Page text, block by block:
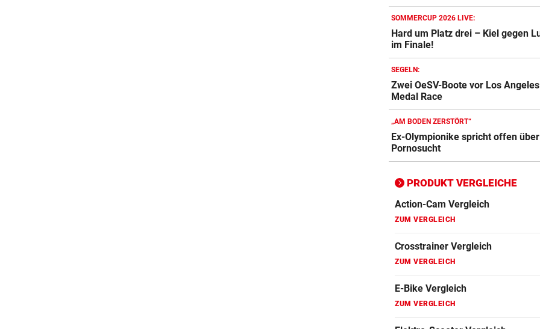
SOMMERCUP 2026 LIVE:
Hard um Platz drei – Kiel gegen
im Finale!
SEGELN:
Zwei OeSV-Boote vor Los
Medal Race
„AM BODEN ZERSTÖRT“
Ex-Olympionike spricht offen
Pornosucht
PRODUKT VERGLEICHE
Action-Cam Vergleich
ZUM VERGLEICH
Crosstrainer Vergleich
ZUM VERGLEICH
E-Bike Vergleich
Elektro-Scooter Vergleich
Ergometer Vergleich
ZUM VERGLEICH
Fahrrad Test
ZUM VERGLEICH
Fahrradanhänger Vergleich
ZUM VERGLEICH
Faszienrolle Vergleich